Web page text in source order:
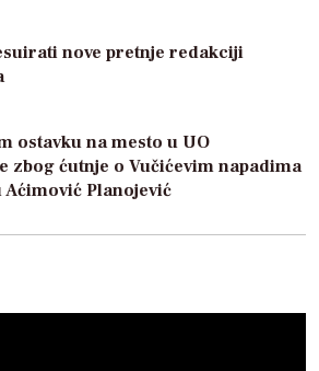
nove pretnje redakciji
ostavku na mesto u UO
zbog ćutnje o Vučićevim napadima
Aćimović Planojević